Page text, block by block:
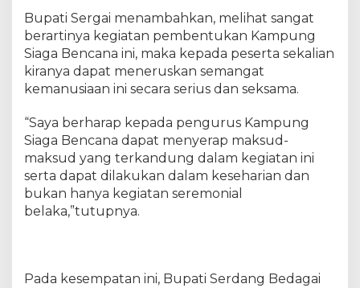
u
a
n
K
e
e
n
s
o
R
I
Bupati Sergai menambahkan, melihat sangat
berartinya kegiatan pembentukan Kampung
Siaga Bencana ini, maka kepada peserta sekalian
kiranya dapat meneruskan semangat
kemanusiaan ini secara serius dan seksama.
“Saya berharap kepada pengurus Kampung
Siaga Bencana dapat menyerap maksud-
maksud yang terkandung dalam kegiatan ini
serta dapat dilakukan dalam keseharian dan
bukan hanya kegiatan seremonial
belaka,”tutupnya.
Pada kesempatan ini, Bupati Serdang Bedagai